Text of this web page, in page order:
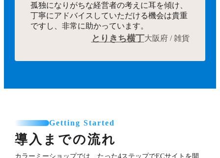
孤独になりがちな経営者の考えに耳を傾け、
丁寧にアドバイスしていただける機会は貴重
ですし、非常に助かっています。
とりきち横丁大阪府 / 雑貨
Getting Started
導入までの流れ
カラーミーショップでは、たった4ステップでECサイトを開